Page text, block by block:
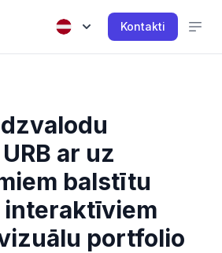
Kontakti
ar uz
balstītu
portfolio